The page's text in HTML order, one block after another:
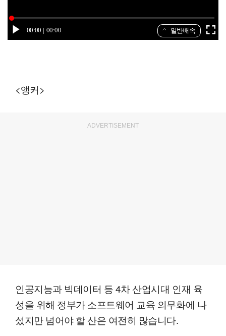
00:00 00:00 일반배속
<앵커>
ADVERTISEMENT
인공지능과 빅데이터 등 4차 산업시대 인재 육
성을 위해 정부가 소프트웨어 교육 의무화에 나
섰지만 넘어야 할 산은 여전히 많습니다.